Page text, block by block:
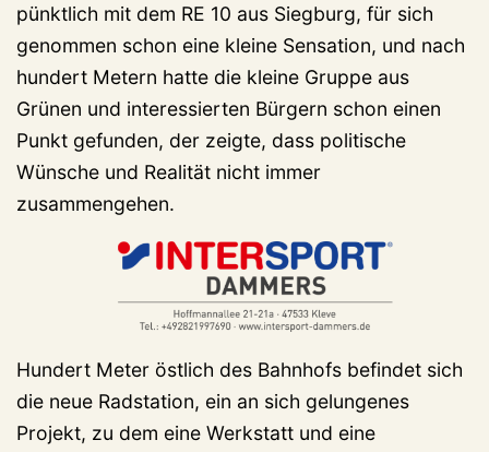
pünktlich mit dem RE 10 aus Siegburg, für sich
genommen schon eine kleine Sensation, und nach
hundert Metern hatte die kleine Gruppe aus
Grünen und interessierten Bürgern schon einen
Punkt gefunden, der zeigte, dass politische
Wünsche und Realität nicht immer
zusammengehen.
Hundert Meter östlich des Bahnhofs befindet sich
die neue Radstation, ein an sich gelungenes
Projekt, zu dem eine Werkstatt und eine